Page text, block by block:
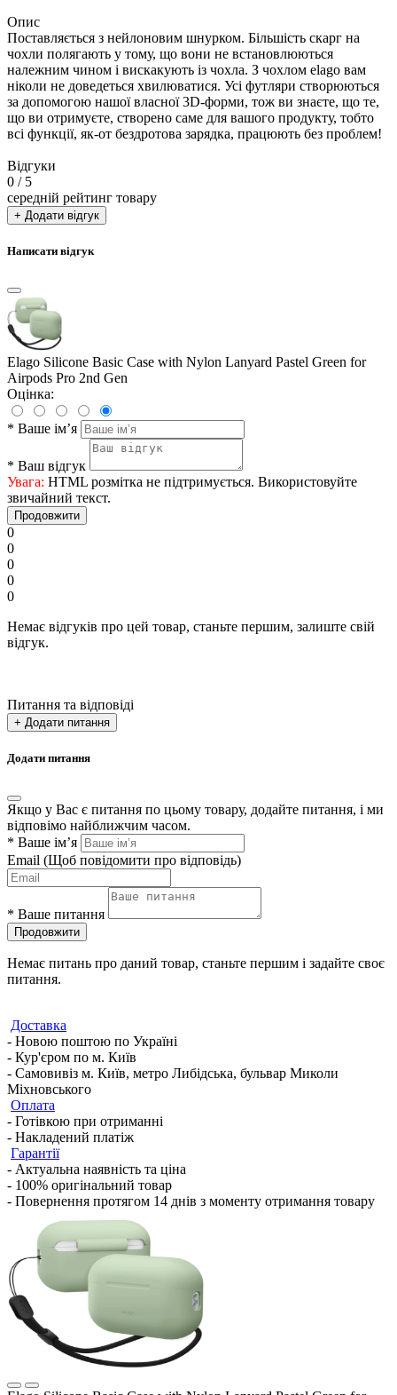
Опис
Поставляється з нейлоновим шнурком. Більшість скарг на
чохли полягають у тому, що вони не встановлюються
належним чином і вискакують із чохла. З чохлом elago вам
ніколи не доведеться хвилюватися. Усі футляри створюються
за допомогою нашої власної 3D-форми, тож ви знаєте, що те,
що ви отримуєте, створено саме для вашого продукту, тобто
всі функції, як-от бездротова зарядка, працюють без проблем!
Відгуки
0 / 5
середній рейтинг товару
+ Додати відгук
Написати відгук
Elago Silicone Basic Case with Nylon Lanyard Pastel Green for
Airpods Pro 2nd Gen
Оцінка:
* Ваше ім’я
* Ваш відгук
Увага: HTML розмітка не підтримується. Використовуйте
звичайний текст.
Продовжити
0
0
0
0
0
Немає відгуків про цей товар, станьте першим, залиште свій
відгук.
Питання та відповіді
+ Додати питання
Додати питання
Якщо у Вас є питання по цьому товару, додайте питання, і ми
відповімо найближчим часом.
* Ваше ім’я
Email (Щоб повідомити про відповідь)
* Ваше питання
Продовжити
Немає питань про даний товар, станьте першим і задайте своє
питання.
Доставка
- Новою поштою по Україні
- Кур'єром по м. Київ
- Самовивіз м. Київ, метро Либідська, бульвар Миколи
Міхновського
Оплата
- Готівкою при отриманні
- Накладений платіж
Гарантії
- Актуальна наявність та ціна
- 100% оригінальний товар
- Повернення протягом 14 днів з моменту отримання товару